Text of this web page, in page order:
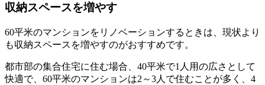
収納スペースを増やす
60平米のマンションをリノベーションするときは、現状より
も収納スペースを増やすのがおすすめです。
都市部の集合住宅に住む場合、40平米で1人用の広さとして
快適で、60平米のマンションは2～3人で住むことが多く、4